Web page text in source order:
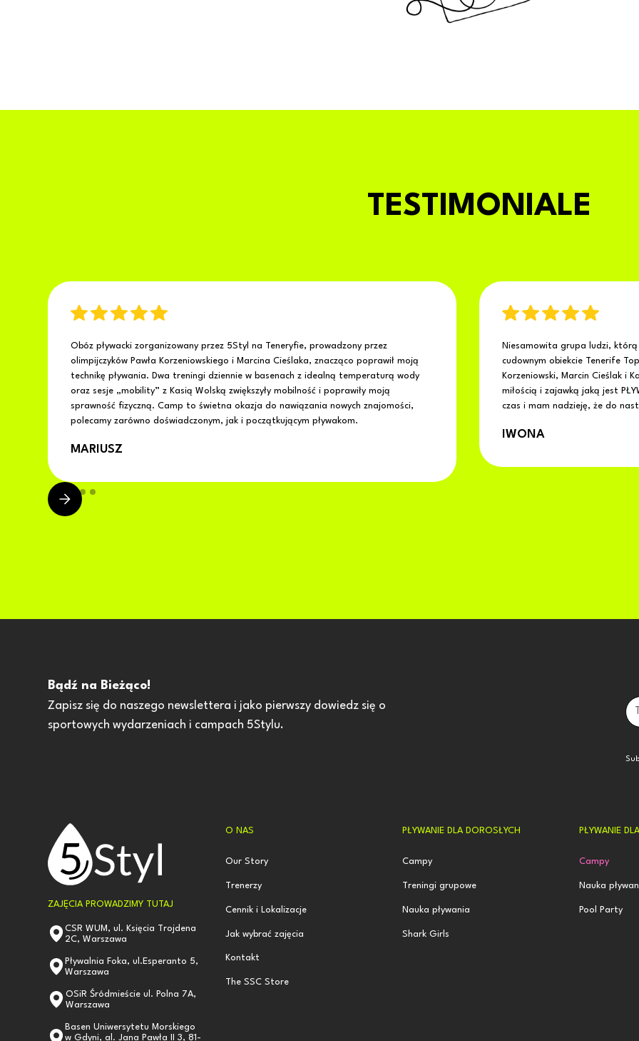
TESTIMONIALE
Obóz pływacki zorganizowany przez 5Styl na Teneryfie, prowadzony przez
olimpijczyków Pawła Korzeniowskiego i Marcina Cieślaka, znacząco poprawił moją
technikę pływania. Dwa treningi dziennie w basenach z idealną temperaturą wody
oraz sesje „mobility” z Kasią Wolską zwiększyły mobilność i poprawiły moją
sprawność fizyczną. Camp to świetna okazja do nawiązania nowych znajomości,
polecamy zarówno doświadczonym, jak i początkującym pływakom.
MARIUSZ
Niesamowita grupa ludzi,
cudownym obiekcie Tenerife
Korzeniowski, Marcin Cieślak i
miłością i zajawką jaką jest
czas i mam nadzieję, że do
IWONA
Bądź na Bieżąco!
Zapisz się do naszego newslettera i jako pierwszy dowiedz się o
sportowych wydarzeniach i campach 5Stylu.
ZAJĘCIA PROWADZIMY TUTAJ
CSR WUM, ul. Księcia Trojdena
2C, Warszawa
Pływalnia Foka, ul.Esperanto 5,
Warszawa
OSiR Śródmieście ul. Polna 7A,
Warszawa
Basen Uniwersytetu Morskiego
w Gdyni, al. Jana Pawła II 3, 81-
O NAS
Our Story
Trenerzy
Cennik i Lokalizacje
Jak wybrać zajęcia
Kontakt
The SSC Store
PŁYWANIE DLA DOROSŁYCH
Campy
Treningi grupowe
Nauka pływania
Shark Girls
PŁYWANIE
Campy
Nauka
Pool Party